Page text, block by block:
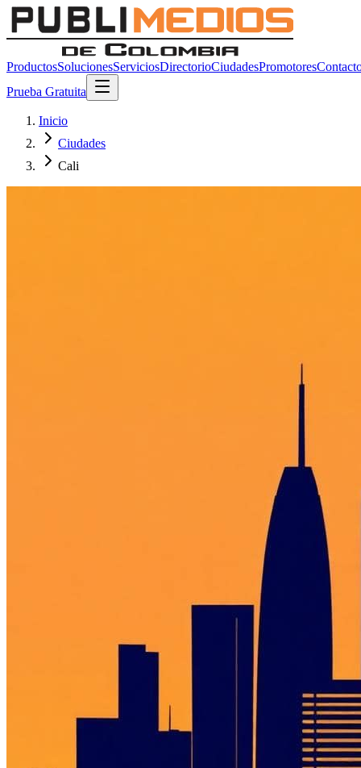
ProductosSolucionesServiciosDirectorioCiudadesPromotores
Prueba Gratuita
Inicio
Ciudades
Cali